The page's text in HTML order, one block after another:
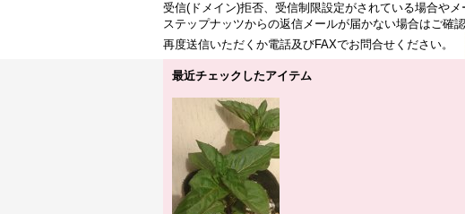
受信(ドメイン)拒否、受信制限設定がされている場合や
ステップナッツからの返信メールが届かない場合はご確認
再度送信いただくか電話及びFAXでお問合せください。
最近チェックしたアイテム